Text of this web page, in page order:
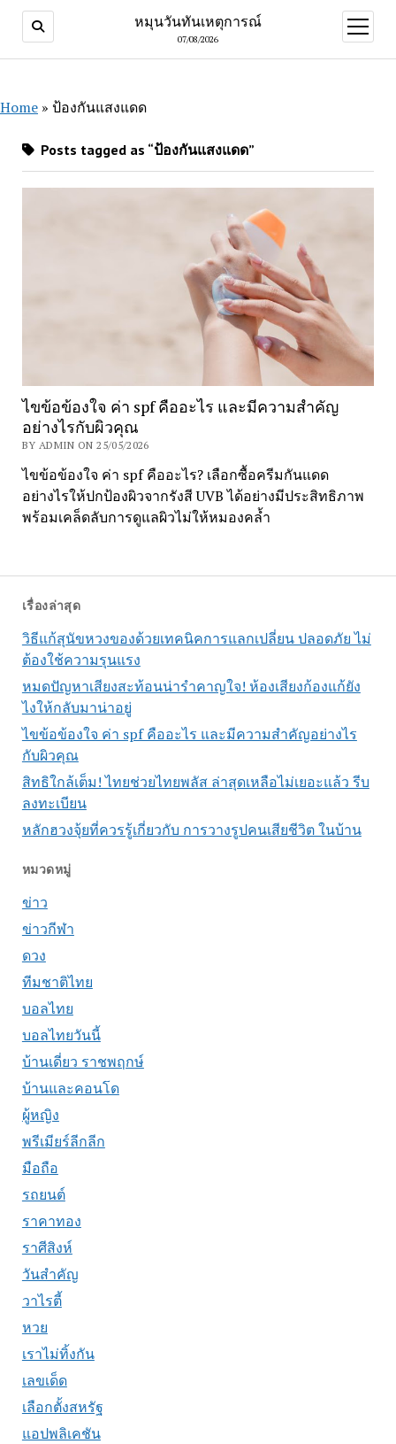
หมุนวันทันเหตุการณ์
07/08/2026
open
menu
เรื่องล่าสุด
วิธีแก้สุนัขหวงของด้วยเทคนิคการแลกเปลี่ยน ปลอดภัย ไม่
ต้องใช้ความรุนแรง
หมดปัญหาเสียงสะท้อนน่ารำคาญใจ! ห้องเสียงก้องแก้ยัง
ไงให้กลับมาน่าอยู่
ไขข้อข้องใจ ค่า spf คืออะไร และมีความสำคัญอย่างไร
กับผิวคุณ
สิทธิใกล้เต็ม! ไทยช่วยไทยพลัส ล่าสุดเหลือไม่เยอะแล้ว รีบ
ลงทะเบียน
หลักฮวงจุ้ยที่ควรรู้เกี่ยวกับ การวางรูปคนเสียชีวิต ในบ้าน
หมวดหมู่
ข่าว
ข่าวกีฬา
ดวง
ทีมชาติไทย
บอลไทย
บอลไทยวันนี้
บ้านเดี่ยว ราชพฤกษ์
บ้านและคอนโด
ผู้หญิง
พรีเมียร์ลีกลีก
มือถือ
รถยนต์
ราคาทอง
ราศีสิงห์
วันสำคัญ
วาไรตี้
หวย
เราไม่ทิ้งกัน
เลขเด็ด
เลือกตั้งสหรัฐ
แอปพลิเคชัน
Home » ป้องกันแสงแดด
Posts tagged as “ป้องกันแสงแดด”
ไขข้อข้องใจ ค่า spf คืออะไร และมีความสำคัญ
อย่างไรกับผิวคุณ
BY ADMIN ON 25/05/2026
ไขข้อข้องใจ ค่า spf คืออะไร? เลือกซื้อครีมกันแดด
อย่างไรให้ปกป้องผิวจากรังสี UVB ได้อย่างมีประสิทธิภาพ
พร้อมเคล็ดลับการดูแลผิวไม่ให้หมองคล้ำ